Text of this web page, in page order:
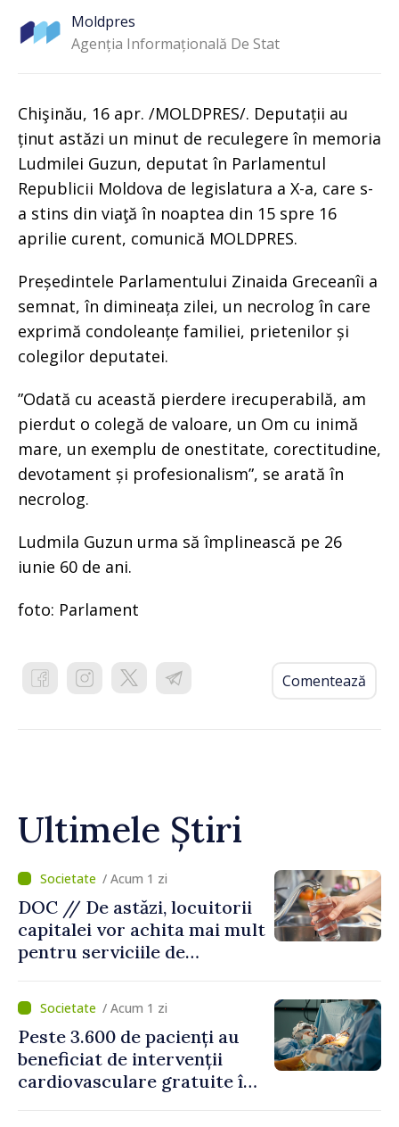
Moldpres
Agenția Informațională De Stat
Chişinău, 16 apr. /MOLDPRES/. Deputații au
ținut astăzi un minut de reculegere în memoria
Ludmilei Guzun, deputat în Parlamentul
Republicii Moldova de legislatura a X-a, care s-
a stins din viaţă în noaptea din 15 spre 16
aprilie curent, comunică MOLDPRES.
Președintele Parlamentului Zinaida Greceanîi a
semnat, în dimineața zilei, un necrolog în care
exprimă condoleanțe familiei, prietenilor și
colegilor deputatei.
”Odată cu această pierdere irecuperabilă, am
pierdut o colegă de valoare, un Om cu inimă
mare, un exemplu de onestitate, corectitudine,
devotament și profesionalism”, se arată în
necrolog.
Ludmila Guzun urma să împlinească pe 26
iunie 60 de ani.
foto: Parlament
Comentează
Ultimele Știri
/ Acum 1 zi
DOC // De astăzi, locuitorii
capitalei vor achita mai mult
pentru serviciile de
canalizare
/ Acum 1 zi
Peste 3.600 de pacienți au
beneficiat de intervenții
cardiovasculare gratuite în